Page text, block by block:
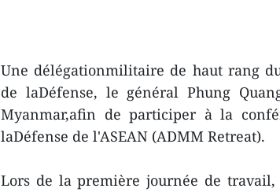
Une délégationmilitaire de haut rang
de laDéfense, le général Phung
Myanmar,afin de participer à la
laDéfense de l'ASEAN (ADMM Retreat).
Lors de la première journée de